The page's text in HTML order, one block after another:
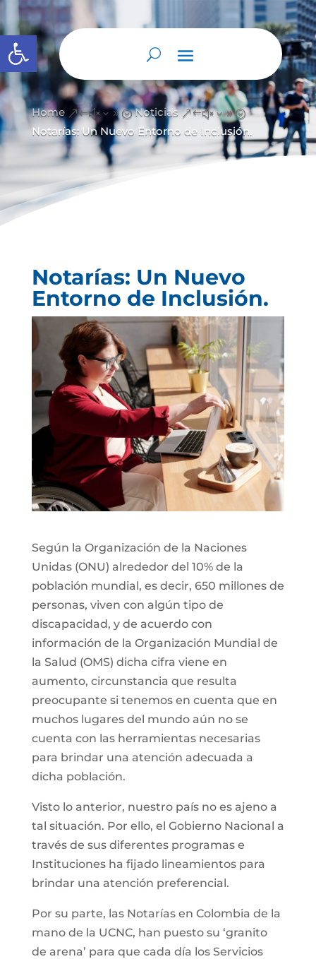
Open toolbar
Home &#x39; Noticias &#x39;
Notarías: Un Nuevo Entorno de Inclusión.
Notarías: Un Nuevo
Entorno de Inclusión.
Según la Organización de la Naciones
Unidas (ONU) alrededor del 10% de la
población mundial, es decir, 650 millones de
personas, viven con algún tipo de
discapacidad, y de acuerdo con
información de la Organización Mundial de
la Salud (OMS) dicha cifra viene en
aumento, circunstancia que resulta
preocupante si tenemos en cuenta que en
muchos lugares del mundo aún no se
cuenta con las herramientas necesarias
para brindar una atención adecuada a
dicha población.
Visto lo anterior, nuestro país no es ajeno a
tal situación. Por ello, el Gobierno Nacional a
través de sus diferentes programas e
Instituciones ha fijado lineamientos para
brindar una atención preferencial.
Por su parte, las Notarías en Colombia de la
mano de la UCNC, han puesto su ‘granito
de arena’ para que cada día los Servicios